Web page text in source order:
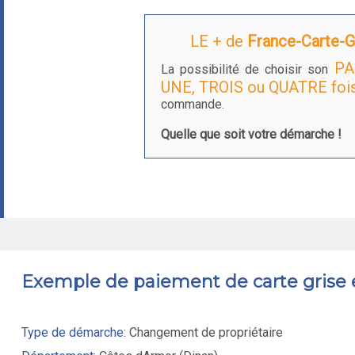
LE + de France-Carte-
La possibilité de choisir son
UNE, TROIS ou QUATRE
commande.
Quelle que soit votre démarche !
Exemple de paiement de carte grise
Type de démarche: Changement de propriétaire